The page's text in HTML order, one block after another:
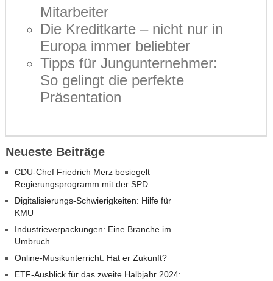
Mitarbeiter
Die Kreditkarte – nicht nur in
Europa immer beliebter
Tipps für Jungunternehmer:
So gelingt die perfekte
Präsentation
Neueste Beiträge
CDU-Chef Friedrich Merz besiegelt
Regierungsprogramm mit der SPD
Digitalisierungs-Schwierigkeiten: Hilfe für
KMU
Industrieverpackungen: Eine Branche im
Umbruch
Online-Musikunterricht: Hat er Zukunft?
ETF-Ausblick für das zweite Halbjahr 2024: